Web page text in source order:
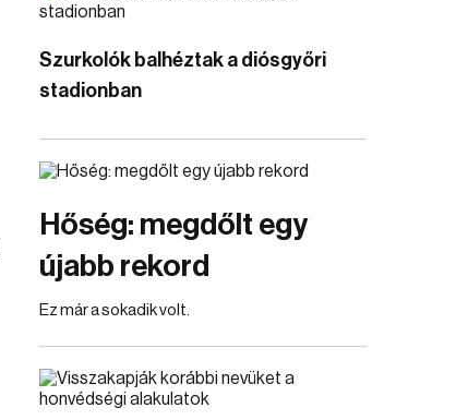
Szurkolók balhéztak a diósgyőri
stadionban
Hőség: megdőlt egy
újabb rekord
Ez már a sokadik volt.